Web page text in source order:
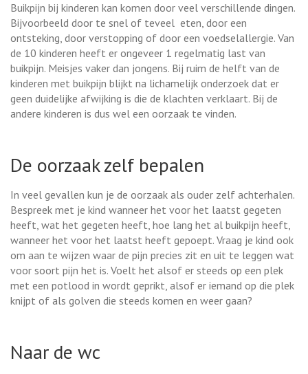
Buikpijn bij kinderen kan komen door veel verschillende dingen.
Bijvoorbeeld door te snel of teveel eten, door een
ontsteking, door verstopping of door een voedselallergie. Van
de 10 kinderen heeft er ongeveer 1 regelmatig last van
buikpijn. Meisjes vaker dan jongens. Bij ruim de helft van de
kinderen met buikpijn blijkt na lichamelijk onderzoek dat er
geen duidelijke afwijking is die de klachten verklaart. Bij de
andere kinderen is dus wel een oorzaak te vinden.
De oorzaak zelf bepalen
In veel gevallen kun je de oorzaak als ouder zelf achterhalen.
Bespreek met je kind wanneer het voor het laatst gegeten
heeft, wat het gegeten heeft, hoe lang het al buikpijn heeft,
wanneer het voor het laatst heeft gepoept. Vraag je kind ook
om aan te wijzen waar de pijn precies zit en uit te leggen wat
voor soort pijn het is. Voelt het alsof er steeds op een plek
met een potlood in wordt geprikt, alsof er iemand op die plek
knijpt of als golven die steeds komen en weer gaan?
Naar de wc